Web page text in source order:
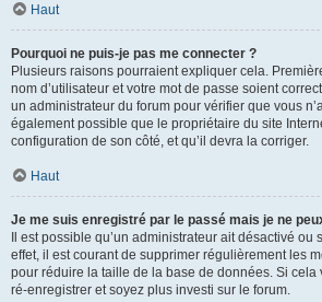
Haut
Pourquoi ne puis-je pas me connecter ?
Plusieurs raisons pourraient expliquer cela.
nom d’utilisateur et votre mot de passe soient
un administrateur du forum pour vérifier que vous
également possible que le propriétaire du site
configuration de son côté, et qu’il devra la corriger.
Haut
Je me suis enregistré par le passé mais je ne
Il est possible qu’un administrateur ait désactivé ou
effet, il est courant de supprimer régulièrement les
pour réduire la taille de la base de données. Si cela
ré-enregistrer et soyez plus investi sur le forum.